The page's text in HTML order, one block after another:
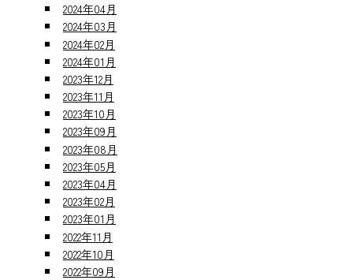
2024年04月
2024年03月
2024年02月
2024年01月
2023年12月
2023年11月
2023年10月
2023年09月
2023年08月
2023年05月
2023年04月
2023年02月
2023年01月
2022年11月
2022年10月
2022年09月